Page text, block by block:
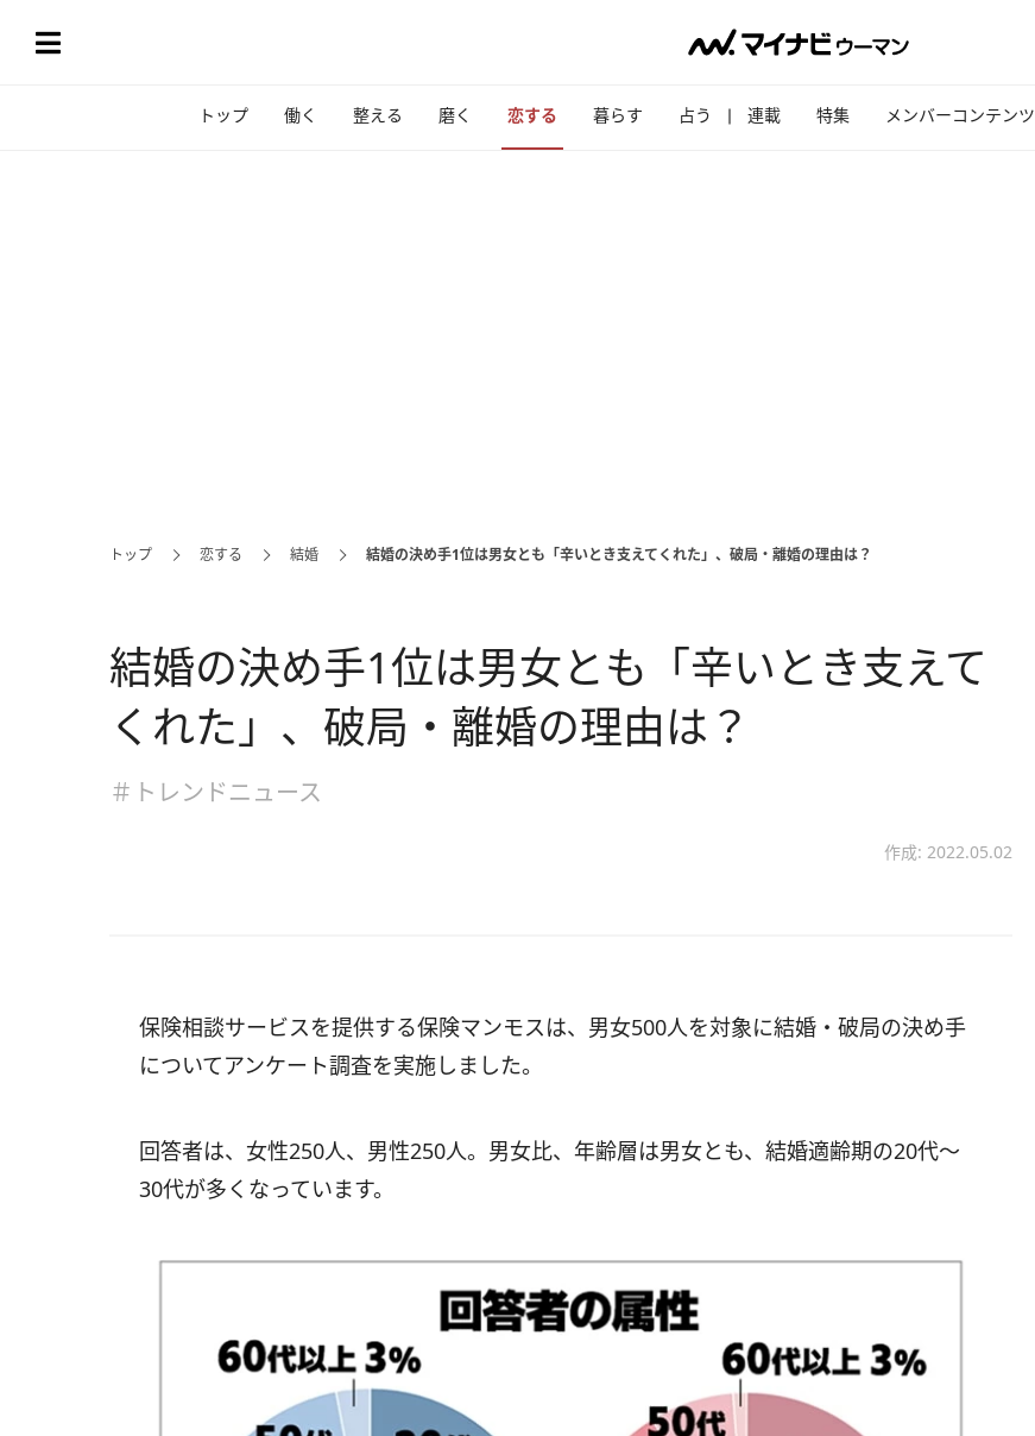
トップ 働く 整える 磨く 恋する 暮らす 占う 連載 特集 メンバーコンテンツ
トップ 恋する 結婚 結婚の決め手1位は男女とも「辛いとき支えてくれた」、破局・離婚の理由は？
結婚の決め手1位は男女とも「辛いとき支えて
くれた」、破局・離婚の理由は？
＃トレンドニュース
作成: 2022.05.02
保険相談サービスを提供する保険マンモスは、男女500人を対象に結婚・破局の決め手
についてアンケート調査を実施しました。
回答者は、女性250人、男性250人。男女比、年齢層は男女とも、結婚適齢期の20代～
30代が多くなっています。